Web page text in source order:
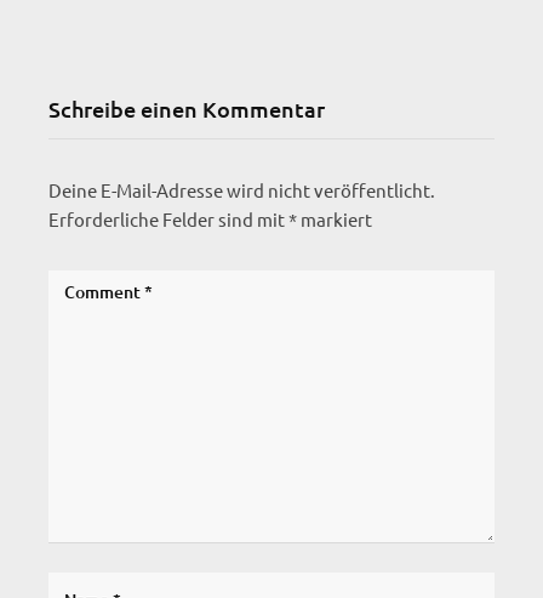
Schreibe einen Kommentar
Deine E-Mail-Adresse wird nicht veröffentlicht.
Erforderliche Felder sind mit* markiert